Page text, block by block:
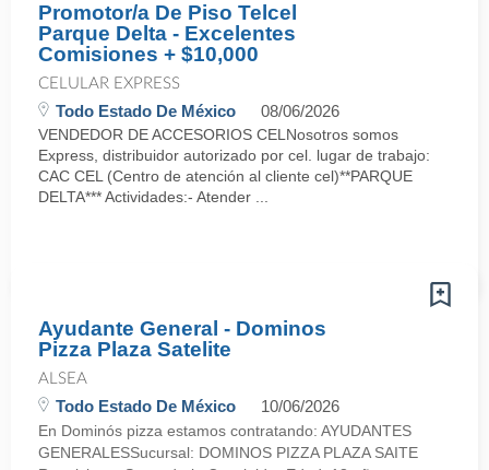
Promotor/a De Piso Telcel
Parque Delta - Excelentes
Comisiones + $10,000
CELULAR EXPRESS
Todo Estado De México 08/06/2026
VENDEDOR DE ACCESORIOS CELNosotros somos
Express, distribuidor autorizado por cel. lugar de trabajo:
CAC CEL (Centro de atención al cliente cel)**PARQUE
DELTA*** Actividades:- Atender ...
Ayudante General - Dominos
Pizza Plaza Satelite
ALSEA
Todo Estado De México 10/06/2026
En Dominós pizza estamos contratando: AYUDANTES
GENERALESSucursal: DOMINOS PIZZA PLAZA SAITE